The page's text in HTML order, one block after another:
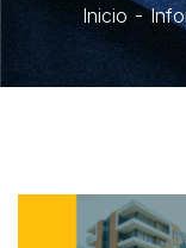
Inicio